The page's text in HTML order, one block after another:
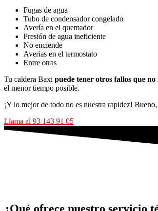
Fugas de agua
Tubo de condensador congelado
Avería en el quemador
Presión de agua ineficiente
No enciende
Averías en el termostato
Entre otras
Tu caldera Baxi puede tener otros fallos que
el menor tiempo posible.
¡Y lo mejor de todo no es nuestra rapidez!
Llama al 93 143 91 05